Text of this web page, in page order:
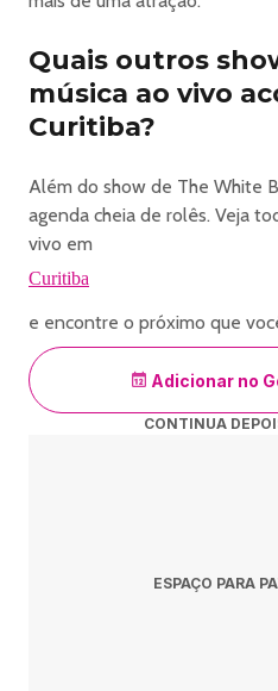
Quais outros
música ao vivo
Curitiba?
Além do show de The White
agenda cheia de rolês. Veja
vivo em
Curitiba
e encontre o próximo que
Adicionar no
CONTINUA
ESPAÇO PARA